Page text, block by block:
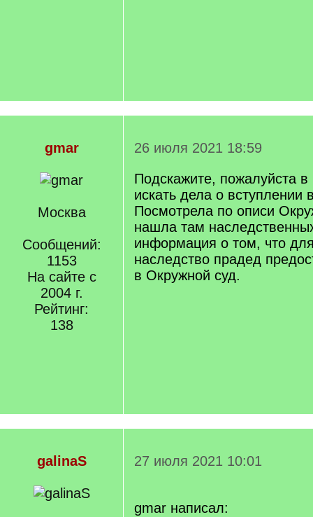
gmar
Москва
Сообщений:
1153
На сайте с
2004 г.
Рейтинг:
138
26 июля 2021 18:59
Подскажите, пожалуйста
искать дела о вступлении
Посмотрела по описи
нашла там
информация о том, что
наследство прадед
в Окружной суд.
galinaS 27 июля 2021 10:01
gmar написал: